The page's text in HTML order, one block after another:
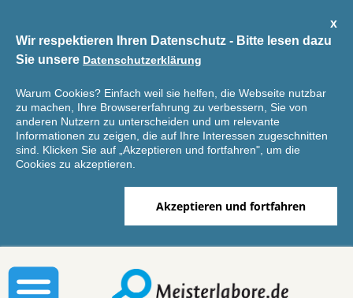
x
Wir respektieren Ihren Datenschutz - Bitte lesen dazu
Sie unsere Datenschutzerklärung
Warum Cookies? Einfach weil sie helfen, die Webseite nutzbar
zu machen, Ihre Browsererfahrung zu verbessern, Sie von
anderen Nutzern zu unterscheiden und um relevante
Informationen zu zeigen, die auf Ihre Interessen zugeschnitten
sind. Klicken Sie auf „Akzeptieren und fortfahren", um die
Cookies zu akzeptieren.
Akzeptieren und fortfahren